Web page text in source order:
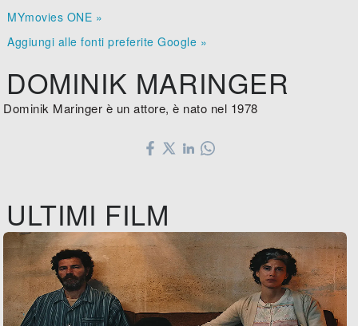
MYmovies ONE »
Aggiungi alle fonti preferite Google »
DOMINIK MARINGER
Dominik Maringer è un attore, è nato nel 1978
ULTIMI FILM